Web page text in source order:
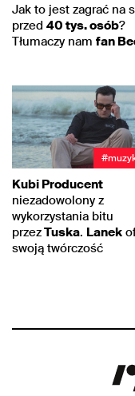
Jak to jest zagrać na
przed 40 tys. osób?
Tłumaczy nam fan
Kubi Producent
niezadowolony z
wykorzystania bitu
przezTuska. Lanek
swoją twórczość